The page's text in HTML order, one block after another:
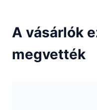
A vásárlók
megvették